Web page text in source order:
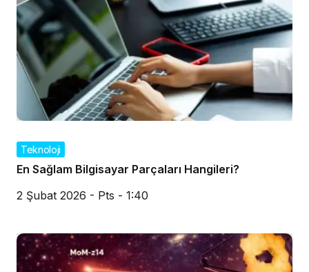
Teknoloji
En Sağlam Bilgisayar Parçaları Hangileri?
2 Şubat 2026 - Pts - 1:40